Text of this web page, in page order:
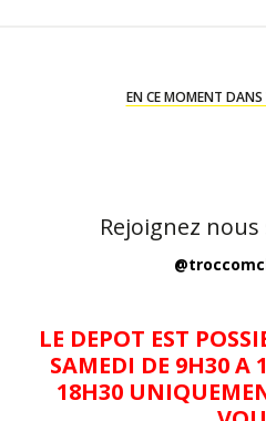
EN CE MOMENT
Rejoignez
LE DEPOT EST
SAMEDI DE 9H30 A
18H30